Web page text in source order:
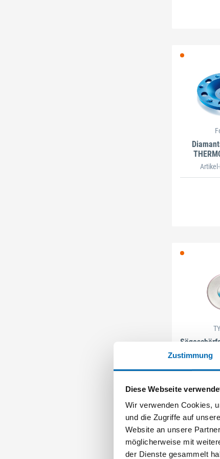
Zustimmung
Diese Webseite
Wir verwenden Cookies,
und die Zugriffe auf
Website an unsere
möglicherweise mit
der Dienste gesammelt